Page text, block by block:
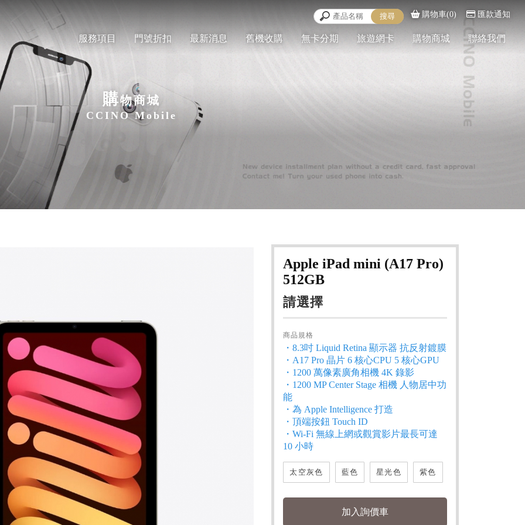
購物車(0) 匯款通知
服務項目 門號折扣 最新消息 舊機收購 無卡分期 旅遊網卡 購物商城 聯絡我們
購物商城
Apple iPad mini (A17 Pro)
512GB
請選擇
商品規格
・8.3吋 Liquid Retina 顯示器 抗反射鍍膜
・A17 Pro 晶片 6 核心CPU 5 核心GPU
・1200 萬像素廣角相機 4K 錄影
・1200 MP Center Stage 相機 人物居中功
能
・為 Apple Intelligence 打造
・頂端按鈕 Touch ID
・Wi-Fi 無線上網或觀賞影片最長可達
10 小時
太空灰色 藍色 星光色 紫色